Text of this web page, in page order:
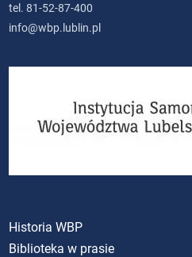
tel. 81-52-87-400
info@wbp.lublin.pl
Historia WBP
Biblioteka w prasie